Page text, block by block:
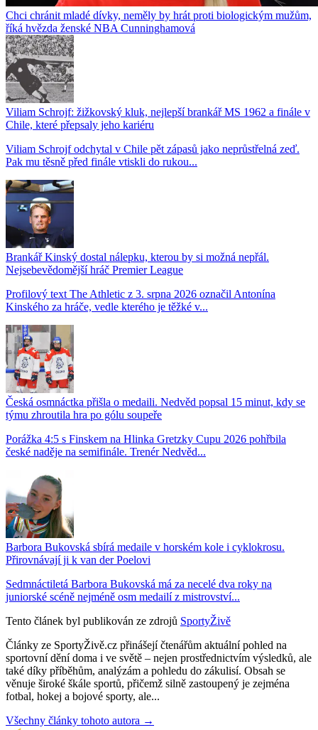
Chci chránit mladé dívky, neměly by hrát proti biologickým mužům,
říká hvězda ženské NBA Cunninghamová
Viliam Schrojf: žižkovský kluk, nejlepší brankář MS 1962 a finále v
Chile, které přepsaly jeho kariéru
Viliam Schrojf odchytal v Chile pět zápasů jako neprůstřelná zeď.
Pak mu těsně před finále vtiskli do rukou...
Brankář Kinský dostal nálepku, kterou by si možná nepřál.
Nejsebevědomější hráč Premier League
Profilový text The Athletic z 3. srpna 2026 označil Antonína
Kinského za hráče, vedle kterého je těžké v...
Česká osmnáctka přišla o medaili. Nedvěd popsal 15 minut, kdy se
týmu zhroutila hra po gólu soupeře
Porážka 4:5 s Finskem na Hlinka Gretzky Cupu 2026 pohřbila
české naděje na semifinále. Trenér Nedvěd...
Barbora Bukovská sbírá medaile v horském kole i cyklokrosu.
Přirovnávají ji k van der Poelovi
Sedmnáctiletá Barbora Bukovská má za necelé dva roky na
juniorské scéně nejméně osm medailí z mistrovství...
Tento článek byl publikován ze zdrojů SportyŽivě
Články ze SportyŽivě.cz přinášejí čtenářům aktuální pohled na
sportovní dění doma i ve světě – nejen prostřednictvím výsledků, ale
také díky příběhům, analýzám a pohledu do zákulisí. Obsah se
věnuje široké škále sportů, přičemž silně zastoupený je zejména
fotbal, hokej a bojové sporty, ale...
Všechny články tohoto autora →